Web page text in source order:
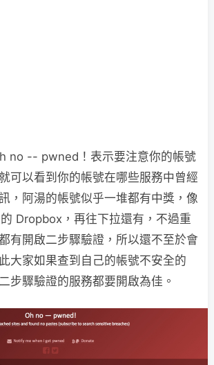
no -- pwned！表示要注意你的帳號
可以看到你的帳號在哪些服務中曾經
，阿湯的帳號似乎一堆都有中獎，像
Dropbox，再往下拉還有，不過重
有開啟二步驟驗證，所以還不至於會
大家如果查到自己的帳號不安全的
步驟驗證的服務都要開啟為佳。